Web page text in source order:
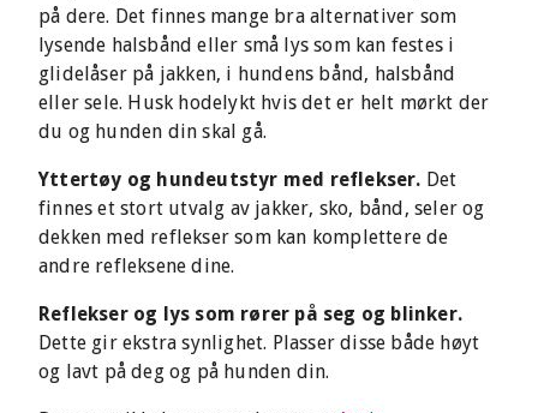
på dere. Det finnes mange bra alternativer som
lysende halsbånd eller små lys som kan festes i
glidelåser på jakken, i hundens bånd, halsbånd
eller sele. Husk hodelykt hvis det er helt mørkt der
du og hunden din skal gå.
Yttertøy og hundeutstyr med reflekser. Det
finnes et stort utvalg av jakker, sko, bånd, seler og
dekken med reflekser som kan komplettere de
andre refleksene dine.
Reflekser og lys som rører på seg og blinker.
Dette gir ekstra synlighet. Plasser disse både høyt
og lavt på deg og på hunden din.